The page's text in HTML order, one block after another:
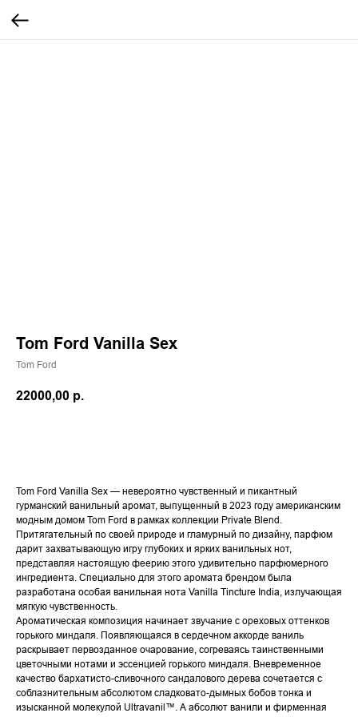
Tom Ford Vanilla Sex
Tom Ford
22000,00 р.
Tom Ford Vanilla Sex — невероятно чувственный и пикантный
гурманский ванильный аромат, выпущенный в 2023 году американским
модным домом Tom Ford в рамках коллекции Private Blend.
Притягательный по своей природе и гламурный по дизайну, парфюм
дарит захватывающую игру глубоких и ярких ванильных нот,
представляя настоящую феерию этого удивительно парфюмерного
ингредиента. Специально для этого аромата брендом была
разработана особая ванильная нота Vanilla Tincture India, излучающая
мягкую чувственность.
Ароматическая композиция начинает звучание с ореховых оттенков
горького миндаля. Появляющаяся в сердечном аккорде ваниль
раскрывает первозданное очарование, согреваясь таинственными
цветочными нотами и эссенцией горького миндаля. Вневременное
качество бархатисто-сливочного сандалового дерева сочетается с
соблазнительным абсолютом сладковато-дымных бобов тонка и
изысканной молекулой Ultravanil™. А абсолют ванили и фирменная